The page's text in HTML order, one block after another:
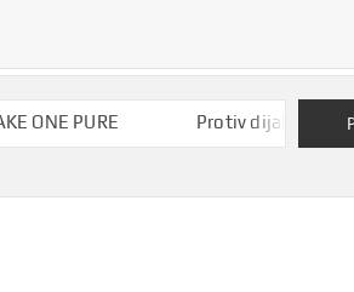
PURE Protiv dijabetesa-Aktivno